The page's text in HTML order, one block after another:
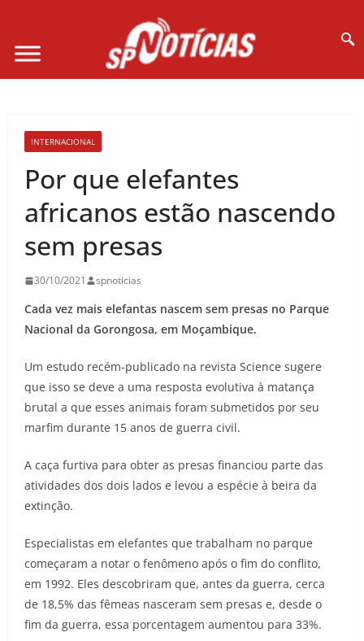
INTERNACIONAL
Por que elefantes
africanos estão nascendo
sem presas
30/10/2021 spnoticias
Cada vez mais elefantas nascem sem presas no Parque
Nacional da Gorongosa, em Moçambique.
Um estudo recém-publicado na revista Science sugere
que isso se deve a uma resposta evolutiva à matança
brutal a que esses animais foram submetidos por seu
marfim durante 15 anos de guerra civil.
A caça furtiva para obter as presas financiou parte das
atividades dos dois lados e levou a espécie à beira da
extinção.
Especialistas em elefantes que trabalham no parque
começaram a notar o fenômeno após o fim do conflito,
em 1992. Eles descobriram que, antes da guerra, cerca
de 18,5% das fêmeas nasceram sem presas e, desde o
fim da guerra, essa porcentagem aumentou para 33%.